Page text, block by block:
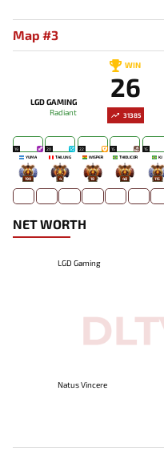
Map #3
31385
LGD GAMING
Radiant
WIN
26
19
YUMA
190
20
TAILUNG
4
22
WISPER
18
15
THIOLICOR
48
15
KJ
115
NET WORTH
LGD Gaming
Natus Vincere